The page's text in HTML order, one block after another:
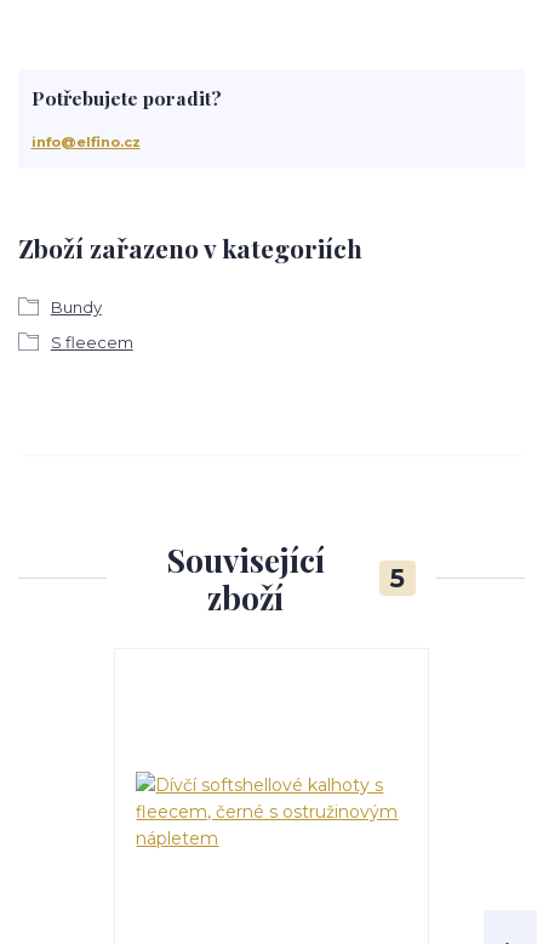
Zboží zařazeno v kategoriích
Bundy
S fleecem
Potřebujete poradit?
info@elfino.cz
Související
zboží
5